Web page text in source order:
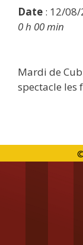
Date : 12/08/
0 h 00 min
Mardi de
spectacle les